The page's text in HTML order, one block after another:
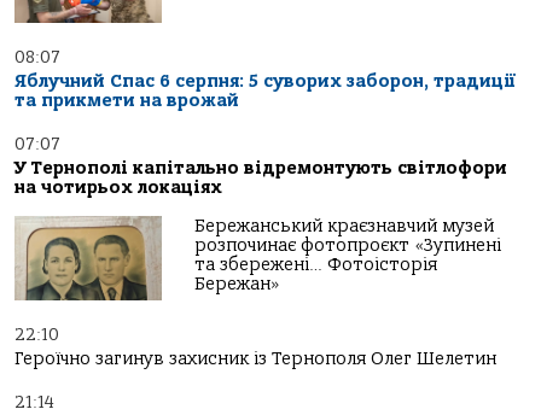
08:07
Яблучний Спас 6 серпня: 5 суворих заборон, традиції
та прикмети на врожай
07:07
У Тернополі капітально відремонтують світлофори
на чотирьох локаціях
Бережанський краєзнавчий музей
розпочинає фотопроєкт «Зупинені
та збережені… Фотоісторія
Бережан»
22:10
Героїчно загинув захисник із Тернополя Олег Шелетин
21:14